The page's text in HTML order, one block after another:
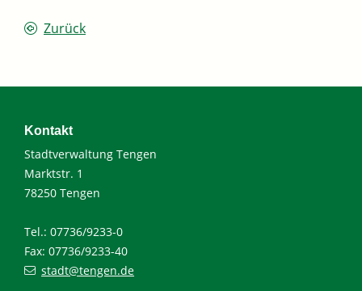
Zurück
Kontakt
Stadtverwaltung Tengen
Marktstr. 1
78250 Tengen
Tel.: 07736/9233-0
Fax: 07736/9233-40
stadt@tengen.de